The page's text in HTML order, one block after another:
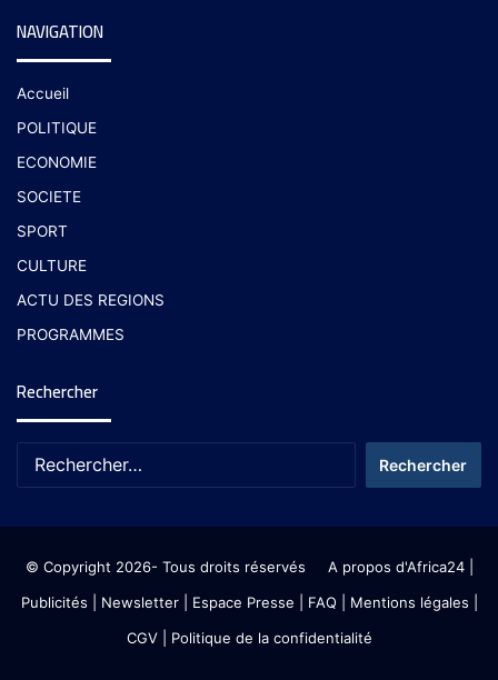
NAVIGATION
Accueil
POLITIQUE
ECONOMIE
SOCIETE
SPORT
CULTURE
ACTU DES REGIONS
PROGRAMMES
Rechercher
© Copyright 2026- Tous droits réservés A propos d'Africa24|
Publicités
Newsletter| Espace Presse | FAQ | Mentions légales
CGV| Politique de la confidentialité